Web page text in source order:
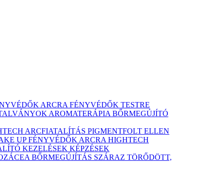
ARCRA FÉNYVÉDŐK TESTRE
AROMATERÁPIA BŐRMEGÚJÍTÓ
ARCFIATALÍTÁS PIGMENTFOLT ELLEN
UPFÉNYVÉDŐK ARCRA HIGHTECH
KEZELÉSEK KÉPZÉSEK
BŐRMEGÚJÍTÁS SZÁRAZ TÖRŐDÖTT,